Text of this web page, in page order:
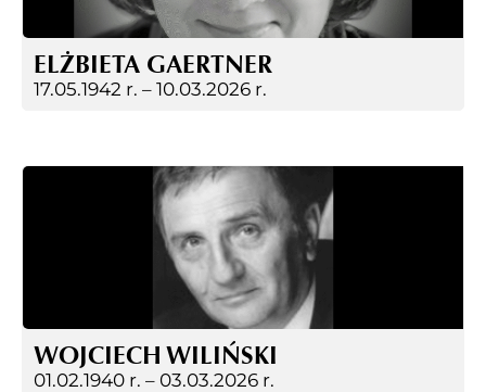
ELŻBIETA GAERTNER
17.05.1942 r. – 10.03.2026 r.
WOJCIECH WILIŃSKI
01.02.1940 r. – 03.03.2026 r.